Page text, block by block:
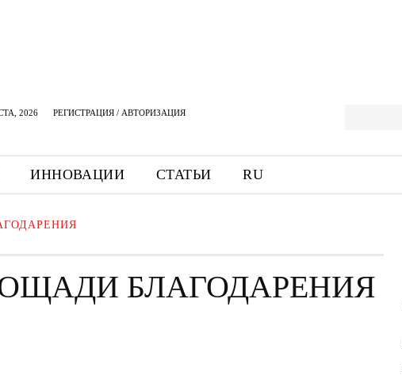
2026 РЕГИСТРАЦИЯ / АВТОРИЗАЦИЯ
ИННОВАЦИИ СТАТЬИ RU
БЛАГОДАРЕНИЯ